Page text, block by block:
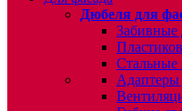
Дюбеля для
Забивные
Стальные
Адаптеры